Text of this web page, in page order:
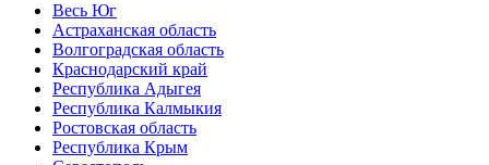
Весь Юг
Астраханская область
Волгоградская область
Краснодарский край
Республика Адыгея
Республика Калмыкия
Ростовская область
Республика Крым